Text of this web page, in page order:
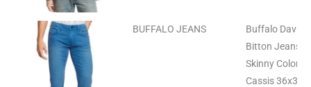
BUFFALO JEANS
Buffalo David
Bitton Jeans,
Skinny Colored
Cassis 36x32